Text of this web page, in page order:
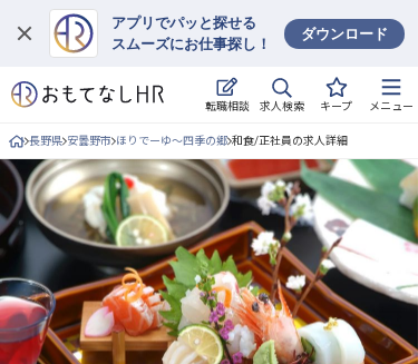
アプリでパッと探せる
スムーズにお仕事探し！
ダウンロード
転職相談 求人検索 キープ メニュー
ログイン
求人・施設を探す
キープした求人
就職・転職 合同説明会
おもてなしHRについて
ご利用の流れ
長野県 安曇野市 ほりでーゆ～四季の郷 和食/正社員の求人詳細